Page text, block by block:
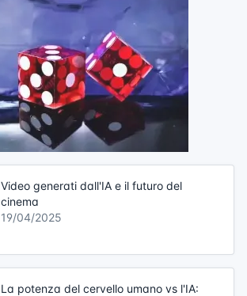
Video generati dall'IA e il futuro del
cinema
19/04/2025
La potenza del cervello umano vs l'IA: